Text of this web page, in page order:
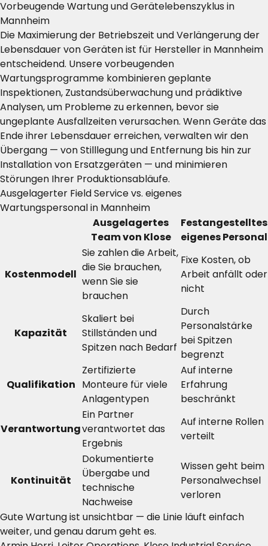
Vorbeugende Wartung und Gerätelebenszyklus in
Mannheim
Die Maximierung der Betriebszeit und Verlängerung der
Lebensdauer von Geräten ist für Hersteller in Mannheim
entscheidend. Unsere vorbeugenden
Wartungsprogramme kombinieren geplante
Inspektionen, Zustandsüberwachung und prädiktive
Analysen, um Probleme zu erkennen, bevor sie
ungeplante Ausfallzeiten verursachen. Wenn Geräte das
Ende ihrer Lebensdauer erreichen, verwalten wir den
Übergang — von Stilllegung und Entfernung bis hin zur
Installation von Ersatzgeräten — und minimieren
Störungen Ihrer Produktionsabläufe.
Ausgelagerter Field Service vs. eigenes
Wartungspersonal in Mannheim
Ausgelagertes
Team von Klose
Festangestelltes
eigenes Personal
Kostenmodell
Sie zahlen die Arbeit,
die Sie brauchen,
wenn Sie sie
brauchen
Fixe Kosten, ob
Arbeit anfällt oder
nicht
Kapazität
Skaliert bei
Stillständen und
Spitzen nach Bedarf
Durch
Personalstärke
bei Spitzen
begrenzt
Qualifikation
Zertifizierte
Monteure für viele
Anlagentypen
Auf interne
Erfahrung
beschränkt
Verantwortung
Ein Partner
verantwortet das
Ergebnis
Auf interne Rollen
verteilt
Kontinuität
Dokumentierte
Übergabe und
technische
Nachweise
Wissen geht beim
Personalwechsel
verloren
Gute Wartung ist unsichtbar — die Linie läuft einfach
weiter, und genau darum geht es.